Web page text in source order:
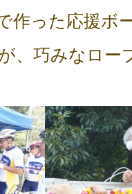
作った応援ボ
、巧みなロー